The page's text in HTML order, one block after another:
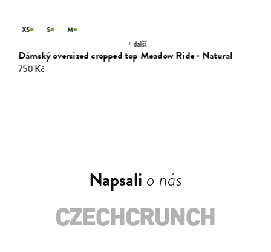
Dámský oversized cropped top Meadow Ride · Natural
750 Kč
XS S M
+ další
Napsali o nás